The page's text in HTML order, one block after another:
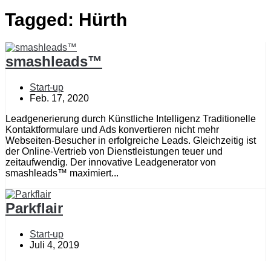
Tagged: Hürth
smashleads™
Start-up
Feb. 17, 2020
Leadgenerierung durch Künstliche Intelligenz Traditionelle
Kontaktformulare und Ads konvertieren nicht mehr
Webseiten-Besucher in erfolgreiche Leads. Gleichzeitig ist
der Online-Vertrieb von Dienstleistungen teuer und
zeitaufwendig. Der innovative Leadgenerator von
smashleads™ maximiert...
Parkflair
Start-up
Juli 4, 2019